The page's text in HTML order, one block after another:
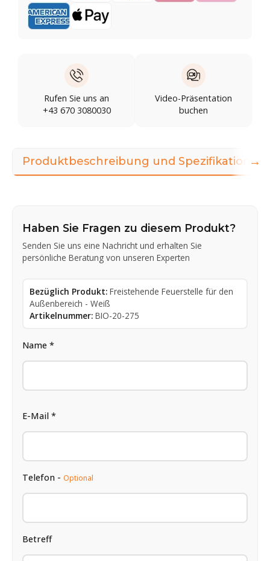
Rufen Sie uns an
+43 670 3080030
Video-Präsentation
buchen
Produktbeschreibung und Spezifikationen
Haben Sie Fragen zu diesem Produkt?
Senden Sie uns eine Nachricht und erhalten Sie
persönliche Beratung von unseren Experten
Bezüglich Produkt: Freistehende Feuerstelle für den
Außenbereich - Weiß
Artikelnummer: BIO-20-275
Name *
E-Mail *
Telefon - Optional
Betreff
→